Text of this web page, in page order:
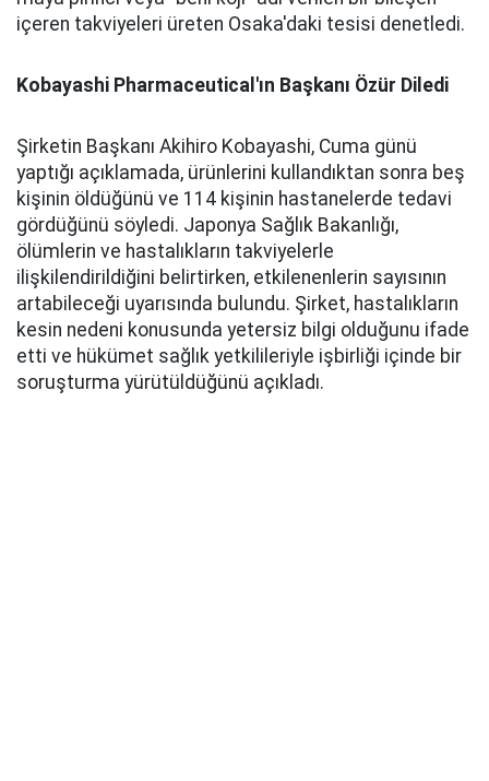
içeren takviyeleri üreten Osaka'daki tesisi denetledi.
Kobayashi Pharmaceutical'ın Başkanı Özür Diledi
Şirketin Başkanı Akihiro Kobayashi, Cuma günü
yaptığı açıklamada, ürünlerini kullandıktan sonra beş
kişinin öldüğünü ve 114 kişinin hastanelerde tedavi
gördüğünü söyledi. Japonya Sağlık Bakanlığı,
ölümlerin ve hastalıkların takviyelerle
ilişkilendirildiğini belirtirken, etkilenenlerin sayısının
artabileceği uyarısında bulundu. Şirket, hastalıkların
kesin nedeni konusunda yetersiz bilgi olduğunu ifade
etti ve hükümet sağlık yetkilileriyle işbirliği içinde bir
soruşturma yürütüldüğünü açıkladı.